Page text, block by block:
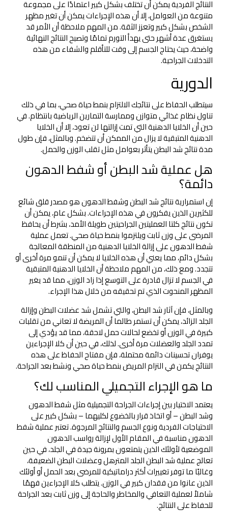
النتائج الفردية يمكن أن تختلف بشكل كبير اعتمادًا على مجموعة
متنوعة من العوامل، إلا أن هذه الإجراءات يمكن أن تغير مظهر
الشخص بشكل كبير وتعزز الثقة. من المهم ملاحظة أن الأمر قد
يستغرق عدة أشهر حتى يهدأ التورم تمامًا وتصبح النتائج النهائية
واضحة، حيث يحتاج الجسم إلى وقت للتأقلم والشفاء من هذه
التدخلات الجراحية.
الدورية
سيتطلب الحفاظ على نتائجك الالتزام بنمط حياة صحي، بما في ذلك
تناول نظام غذائي متوازن وممارسة التمارين الرياضية بانتظام. في
حين أن الخلايا الدهنية التي تمت إزالتها لن تعود، إلا أن الخلايا
الدهنية المتبقية لا يزال من الممكن أن تتضخم. وبالمثل، فإن طول
مدة نتائج شد البطن يتأثر بعوامل مثل تقلب الوزن والحمل.
هل عملية شد البطن أو شفط الدهون
دائمة؟
إن استمرارية نتائج شد البطن وشفط الدهون هو مصدر قلق شائع
للكثيرين الذين يفكرون في هذه الإجراءات. بشكل عام، يمكن أن
تكون نتائج كلتا العمليتين الجراحيتين طويلة الأمد، بشرط أن يحافظ
المرضى على وزن ثابت ويلتزموا بنمط حياة صحي. تعمل عملية
شفط الدهون على إزالة الخلايا الدهنية من المنطقة المعالجة
بشكل دائم، مما يعني أن هذه الخلايا لا يمكن أن تنمو مرة أخرى أو
تتجدد. ومع ذلك، من المهم ملاحظة أن الخلايا الدهنية المتبقية
في الجسم لا تزال قادرة على التوسع إذا زاد الوزن، مما قد يغير
المظهر المنحوت الذي تم تحقيقه من خلال هذا الإجراء.
وبالمثل، فإن آثار شد البطن، والتي تشمل شد عضلات البطن وإزالة
الجلد الزائد، يمكن أن تستمر طالما أن المريضة لا تعاني من تقلبات
كبيرة في الوزن أو تخضع لحالات حمل لاحقة، مما قد يؤدي إلى
تمدد الجلد والعضلات مرة أخرى. لذلك، في حين أن كلا الإجراءين
يوفران تحسينات دائمة محتملة، فإن مفتاح الحفاظ على هذه
النتائج يكمن في التزام المريض بنمط حياة صحي ونشط بعد الجراحة.
ما هو الإجراء التجميلي المناسب لك؟
يعتمد الاختيار بين إجراءات الجراحة التجميلية مثل شفط الدهون
وشد البطن – أو اتخاذ قرار بالخضوع لكليهما – بشكل كبير على
الاحتياجات الفردية ونوع الجسم والنتائج المرجوة. تعتبر عملية شفط
الدهون مناسبة في المقام الأول لإزالة رواسب الدهون
الموضعية لأولئك الذين يتمتعون بمرونة جيدة في الجلد، في حين
تعالج عملية شد البطن الجلد المترهل وعضلات البطن الضعيفة،
وغالبًا ما توفر تغييرات أكثر دراماتيكية للمرضى بعد الحمل أو أولئك
الذين عانوا من فقدان كبير في الوزن. يتطلب كلا الإجراءين فهمًا
شاملاً لعملية التعافي والمخاطر والحاجة إلى وزن ثابت بعد الجراحة
للحفاظ على النتائج.